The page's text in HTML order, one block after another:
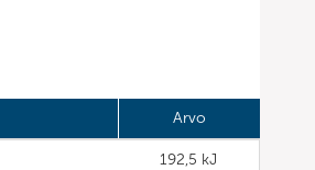
Arvo
192,5 kJ